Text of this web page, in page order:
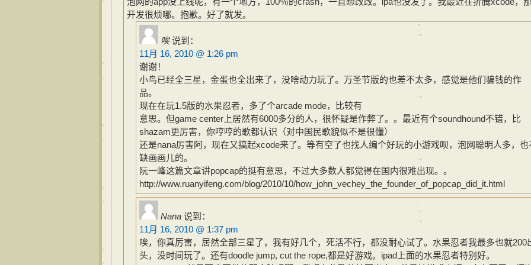
开发很烦哪。抱歉。好了就发。
唉 说到：
11月 16, 2010 @ 1:26 pm
谢谢！
小鸟已经全三星，金蛋也全出来了，没啥动力玩了。万圣节版的也差不太多，感觉是他们骗钱的作
品。
现在在玩1.5版的水果忍者，多了个arcade mode，比较有
意思。但game center上居然有6000多分的人，很怀疑是作弊了。。最近有个soundhound不错，比
shazam更厉害，你哼哼的歌都认识（对中国民歌貌似不是很懂）
还是nana厉害阿，现在又搞起xcode来了。等有空了也找人编个好玩的小游戏呗，泡网聪明人多，也
缺画画儿的。
阮一峰这篇文章讲popcap的挺有意思，不过大多数人都觉得在国内很难出现。。
http://www.ruanyifeng.com/blog/2010/10/how_john_vechey_the_founder_of_popcap_did_it.html
Nana 说到：
11月 16, 2010 @ 1:37 pm
唉，你真厉害，居然全部三星了，我有好几个，死活不行，都没耐心试了。水果忍者我最多也就200
头，没时间玩了。还有doodle jump, cut the rope,都是好游戏。ipad上面的水果忍者特别好。